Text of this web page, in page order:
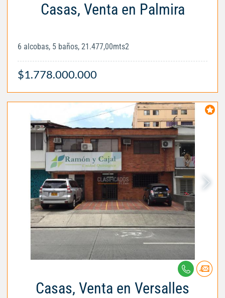
Casas, Venta en Palmira
6 alcobas, 5 baños, 21.477,00mts2
$1.778.000.000
Casas, Venta en Versalles